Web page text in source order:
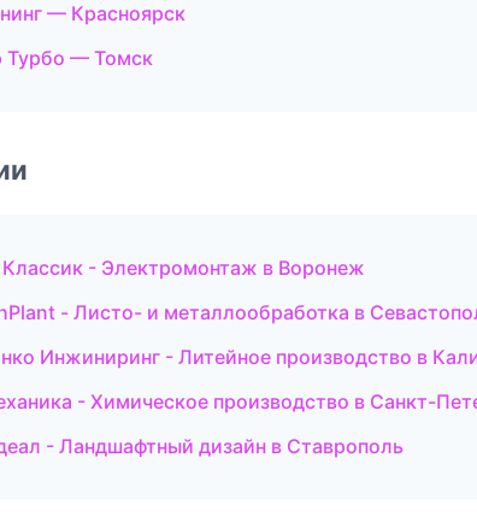
— Красноярск
Турбо — Томск
- Электромонтаж в Воронеж
- Листо- и металлообработка в
Инжиниринг - Литейное производство в
- Химическое производство в Санкт-
- Ландшафтный дизайн в Ставрополь